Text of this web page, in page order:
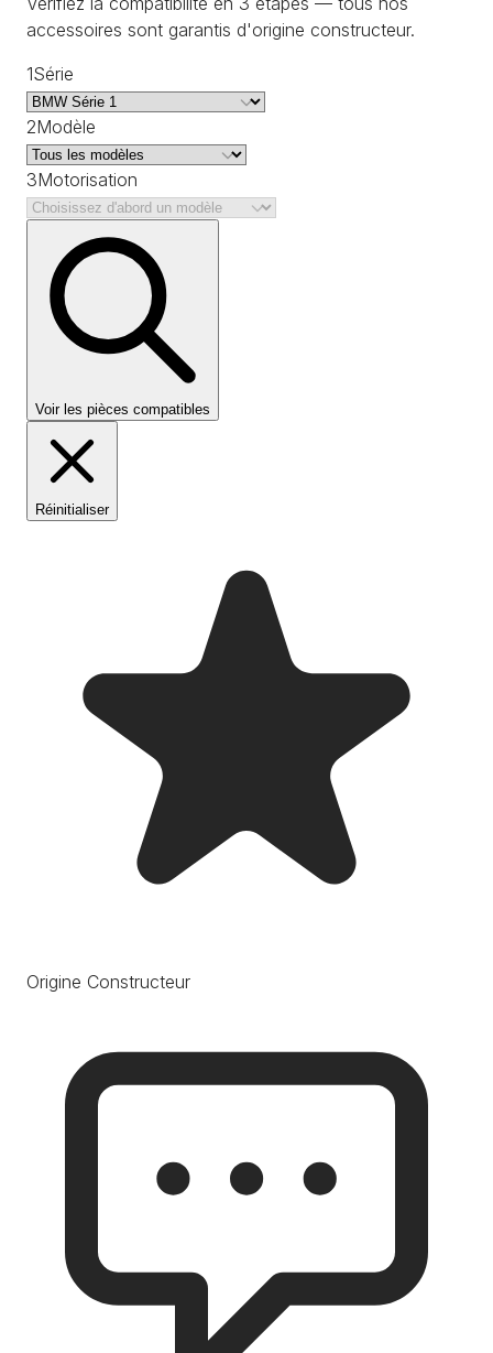
accessoires sont garantis d'origine constructeur.
1Série
2Modèle
3Motorisation
Voir les pièces compatibles
Réinitialiser
Origine Constructeur